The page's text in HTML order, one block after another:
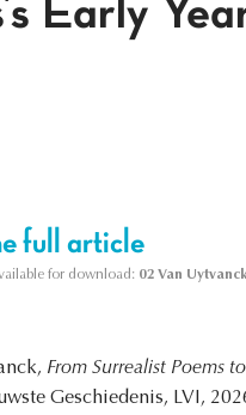
Early
full article
for download: 02 Van
From Surrealist Poems
Geschiedenis, LVI,